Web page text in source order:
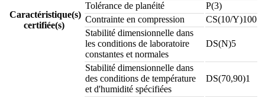
Caractéristique(s)
certifiée(s)
Tolérance de planéité
P(3)
Contrainte en compression
CS(10/Y)100
Stabilité dimensionnelle dans
les conditions de laboratoire
constantes et normales
DS(N)5
Stabilité dimensionnelle dans
des conditions de température
et d'humidité spécifiées
DS(70,90)1